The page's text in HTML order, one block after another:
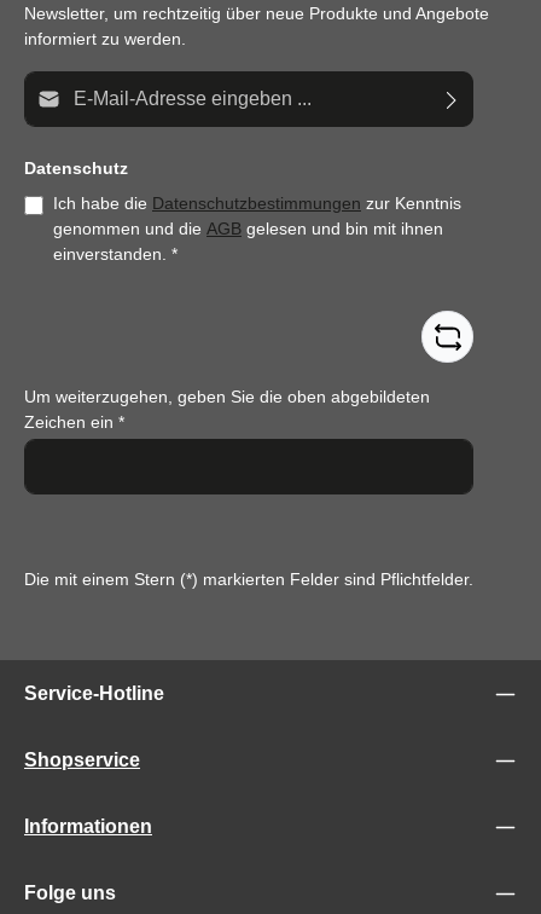
Newsletter, um rechtzeitig über neue Produkte und Angebote
informiert zu werden.
E-Mail-Adresse*
Datenschutz
Ich habe die Datenschutzbestimmungen zur Kenntnis
genommen und die AGB gelesen und bin mit ihnen
einverstanden. *
Um weiterzugehen, geben Sie die oben abgebildeten
Zeichen ein *
Die mit einem Stern (*) markierten Felder sind Pflichtfelder.
Service-Hotline
Shopservice
Informationen
Folge uns